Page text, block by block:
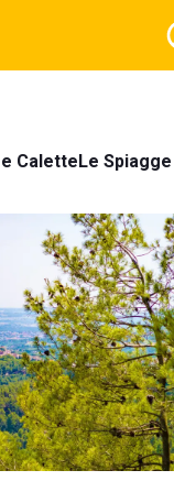
CaletteLe